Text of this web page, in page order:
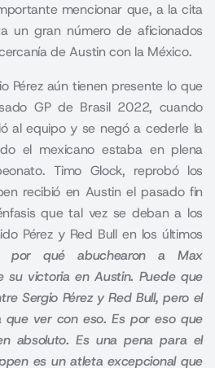
mencionar que, a la cita
un gran número de aficionados
de Austin con la México.
Pérez aún tienen presente lo que
GP de Brasil 2022, cuando
al equipo y se negó a cederle la
el mexicano estaba en plena
Timo Glock, reprobó los
recibió en Austin el pasado fin
que tal vez se deban a los
Pérez y Red Bull en los últimos
por qué abuchearon a Max
su victoria en Austin. Puede que
Sergio Pérez y Red Bull, pero el
que ver con eso. Es por eso que
absoluto. Es una pena para el
es un atleta excepcional que